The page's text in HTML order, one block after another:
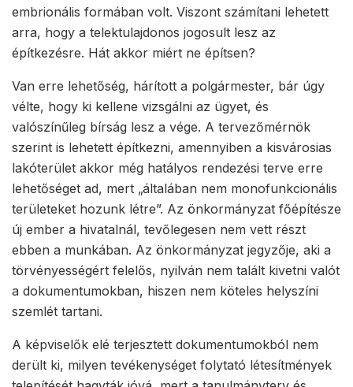
embrionális formában volt. Viszont számítani lehetett
arra, hogy a telektulajdonos jogosult lesz az
építkezésre. Hát akkor miért ne építsen?
Van erre lehetőség, hárított a polgármester, bár úgy
vélte, hogy ki kellene vizsgálni az ügyet, és
valószínűleg bírság lesz a vége. A tervezőmérnök
szerint is lehetett építkezni, amennyiben a kisvárosias
lakóterület akkor még hatályos rendezési terve erre
lehetőséget ad, mert „általában nem monofunkcionális
területeket hozunk létre”. Az önkormányzat főépítésze
új ember a hivatalnál, tevőlegesen nem vett részt
ebben a munkában. Az önkormányzat jegyzője, aki a
törvényességért felelős, nyilván nem talált kivetni valót
a dokumentumokban, hiszen nem köteles helyszíni
szemlét tartani.
A képviselők elé terjesztett dokumentumokból nem
derült ki, milyen tevékenységet folytató létesítmények